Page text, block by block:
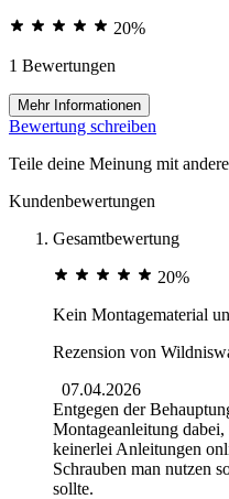
20%
1 Bewertungen
Mehr Informationen
Bewertung schreiben
Teile deine Meinung mit
Kundenbewertungen
Gesamtbewertung
20%
Kein Montagematerial
Rezension von
07.04.2026
Entgegen der
Montageanleitung
keinerlei Anleitungen
Schrauben man nutzen
sollte.